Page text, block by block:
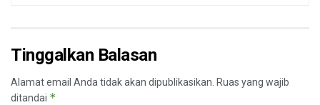
Tinggalkan Balasan
Alamat email Anda tidak akan dipublikasikan. Ruas yang wajib
ditandai *